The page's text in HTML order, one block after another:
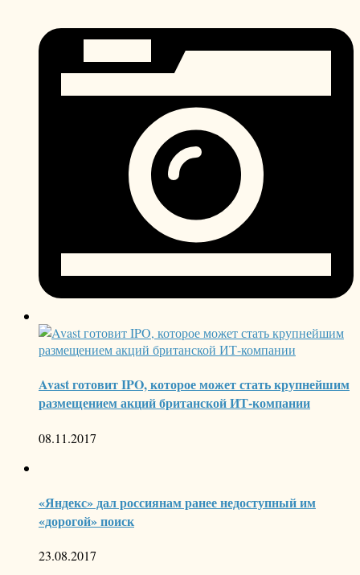
Avast готовит IPO, которое может стать крупнейшим
размещением акций британской ИТ-компании
08.11.2017
«Яндекс» дал россиянам ранее недоступный им
«дорогой» поиск
23.08.2017